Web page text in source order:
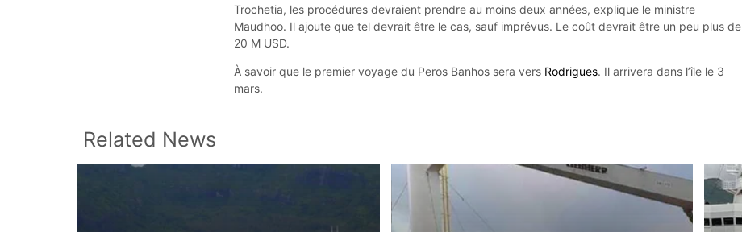
Trochetia, les procédures devraient prendre au moins deux années, explique le ministre
Maudhoo. Il ajoute que tel devrait être le cas, sauf imprévus. Le coût devrait être un peu plus de
20 M USD.
À savoir que le premier voyage du Peros Banhos sera vers Rodrigues. Il arrivera dans l’île le 3
mars.
Related News